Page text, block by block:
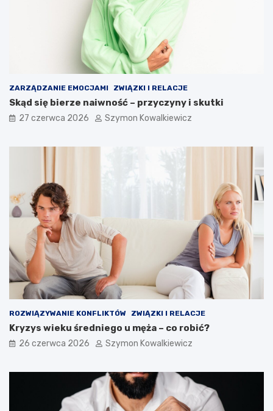
ZARZĄDZANIE EMOCJAMI ZWIĄZKI I RELACJE
Skąd się bierze naiwność – przyczyny i skutki
27 czerwca 2026 Szymon Kowalkiewicz
ROZWIĄZYWANIE KONFLIKTÓW ZWIĄZKI I RELACJE
Kryzys wieku średniego u męża – co robić?
26 czerwca 2026 Szymon Kowalkiewicz